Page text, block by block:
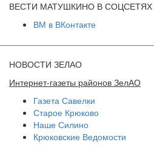
ВЕСТИ МАТУШКИНО В СОЦСЕТЯХ
ВМ в ВКонтакте
НОВОСТИ ЗЕЛАО
Интернет-газеты районов ЗелАО
Газета Савелки
Старое Крюково
Наше Силино
Крюковские Ведомости